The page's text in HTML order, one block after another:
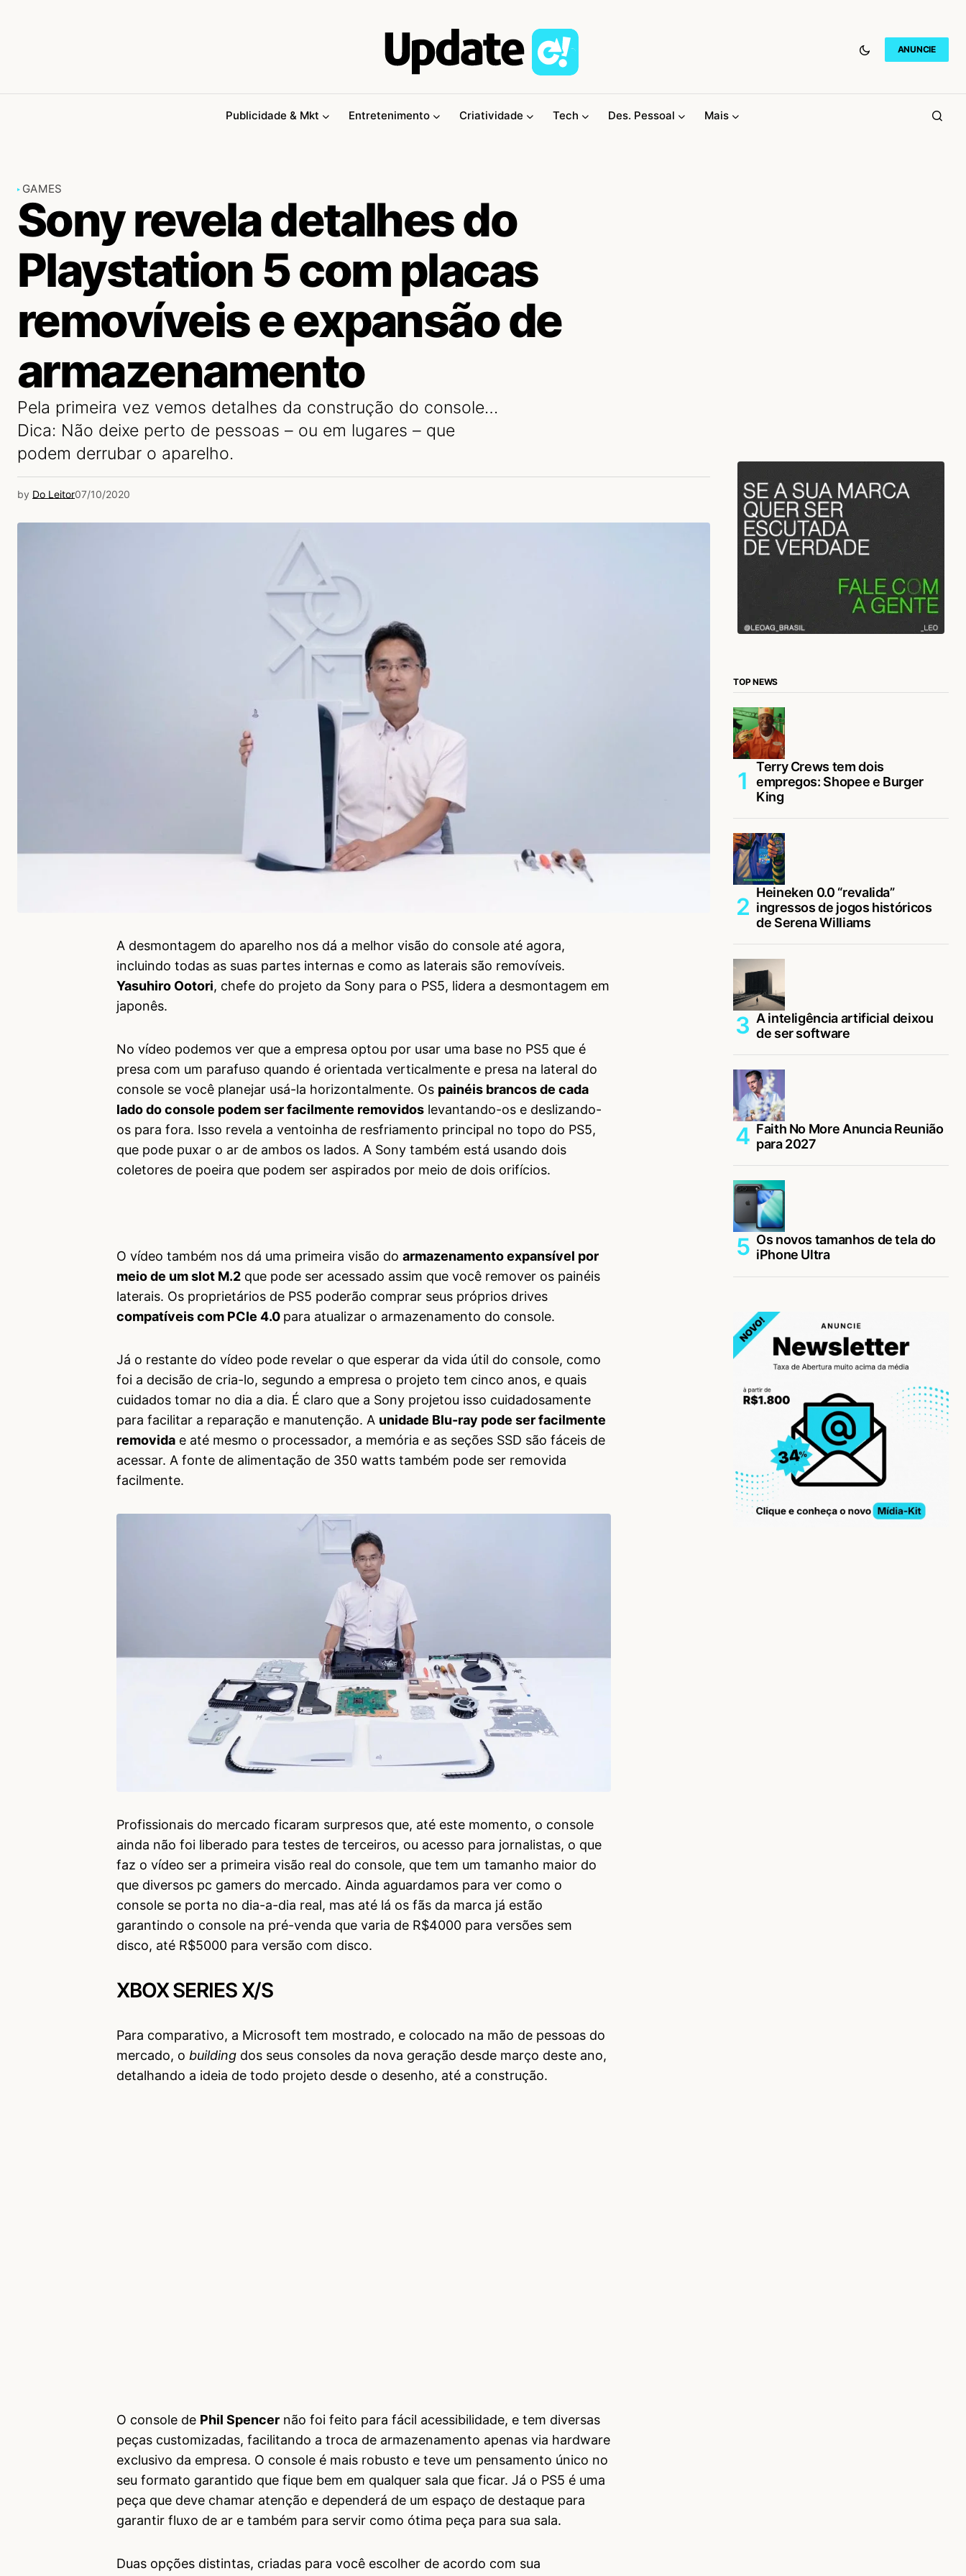
ANUNCIE
Publicidade & Mkt Entretenimento Criatividade Tech Des. Pessoal Mais
GAMES
Sony revela detalhes do
Playstation 5 com placas
removíveis e expansão de
armazenamento
Pela primeira vez vemos detalhes da construção do console…
Dica: Não deixe perto de pessoas – ou em lugares – que
podem derrubar o aparelho.
by Do Leitor07/10/2020
A desmontagem do aparelho nos dá a melhor visão do console até agora,
incluindo todas as suas partes internas e como as laterais são removíveis.
Yasuhiro Ootori, chefe do projeto da Sony para o PS5, lidera a desmontagem em
japonês.
No vídeo podemos ver que a empresa optou por usar uma base no PS5 que é
presa com um parafuso quando é orientada verticalmente e presa na lateral do
console se você planejar usá-la horizontalmente. Os painéis brancos de cada
lado do console podem ser facilmente removidos levantando-os e deslizando-
os para fora. Isso revela a ventoinha de resfriamento principal no topo do PS5,
que pode puxar o ar de ambos os lados. A Sony também está usando dois
coletores de poeira que podem ser aspirados por meio de dois orifícios.
O vídeo também nos dá uma primeira visão do armazenamento expansível por
meio de um slot M.2 que pode ser acessado assim que você remover os painéis
laterais. Os proprietários de PS5 poderão comprar seus próprios drives
compatíveis com PCIe 4.0 para atualizar o armazenamento do console.
Já o restante do vídeo pode revelar o que esperar da vida útil do console, como
foi a decisão de cria-lo, segundo a empresa o projeto tem cinco anos, e quais
cuidados tomar no dia a dia. É claro que a Sony projetou isso cuidadosamente
para facilitar a reparação e manutenção. A unidade Blu-ray pode ser facilmente
removida e até mesmo o processador, a memória e as seções SSD são fáceis de
acessar. A fonte de alimentação de 350 watts também pode ser removida
facilmente.
Profissionais do mercado ficaram surpresos que, até este momento, o console
ainda não foi liberado para testes de terceiros, ou acesso para jornalistas, o que
faz o vídeo ser a primeira visão real do console, que tem um tamanho maior do
que diversos pc gamers do mercado. Ainda aguardamos para ver como o
console se porta no dia-a-dia real, mas até lá os fãs da marca já estão
garantindo o console na pré-venda que varia de R$4000 para versões sem
disco, até R$5000 para versão com disco.
XBOX SERIES X/S
Para comparativo, a Microsoft tem mostrado, e colocado na mão de pessoas do
mercado, o building dos seus consoles da nova geração desde março deste ano,
detalhando a ideia de todo projeto desde o desenho, até a construção.
O console de Phil Spencer não foi feito para fácil acessibilidade, e tem diversas
peças customizadas, facilitando a troca de armazenamento apenas via hardware
exclusivo da empresa. O console é mais robusto e teve um pensamento único no
seu formato garantido que fique bem em qualquer sala que ficar. Já o PS5 é uma
peça que deve chamar atenção e dependerá de um espaço de destaque para
garantir fluxo de ar e também para servir como ótima peça para sua sala.
Duas opções distintas, criadas para você escolher de acordo com sua
TOP NEWS
Terry Crews tem dois
empregos: Shopee e Burger
King
Heineken 0.0 “revalida”
ingressos de jogos históricos
de Serena Williams
A inteligência artificial deixou
de ser software
Faith No More Anuncia Reunião
para 2027
Os novos tamanhos de tela do
iPhone Ultra